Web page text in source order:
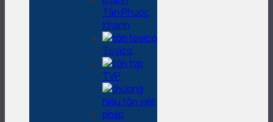
Tân Phước
Khanh
Tovico
TVP